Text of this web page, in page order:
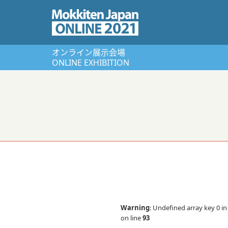
オンライン展⽰会場
ONLINE EXHIBITION
Warning: Undefined array key 0 in
on line93